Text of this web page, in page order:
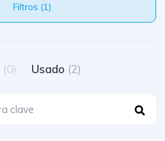
Filtros (1)
(0) Usado (2)